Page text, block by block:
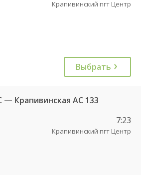
Крапивинский пгт Центр
Выбрать
— Крапивинская АС 133
7:23
Крапивинский пгт Центр